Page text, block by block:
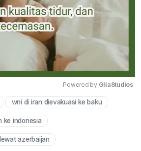
Mute
Powered by GliaStudios
wni di iran dievakuasi ke baku
ke indonesia
azerbaijan